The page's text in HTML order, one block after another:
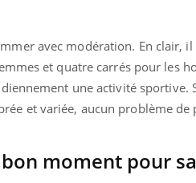
avec modération. En clair,
et quatre carrés pour les
une activité sportive.
et variée, aucun problème de
moment pour